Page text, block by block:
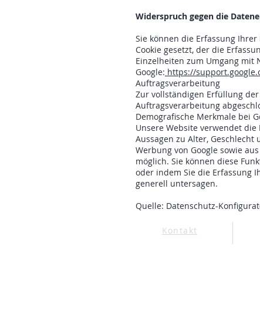
Widerspruch gegen die
Sie können die Erfassung
Cookie gesetzt, der die
Einzelheiten zum Umgang mit
Google: https://
Auftragsverarbeitung
Zur vollständigen Erfüllung
Auftragsverarbeitung
Demografische Merkmale bei
Unsere Website verwendet
Aussagen zu Alter,
Werbung von Google sowie
möglich. Sie können diese
oder indem Sie die Erfassung
generell untersagen.
Quelle: Datenschutz-
Kontakt